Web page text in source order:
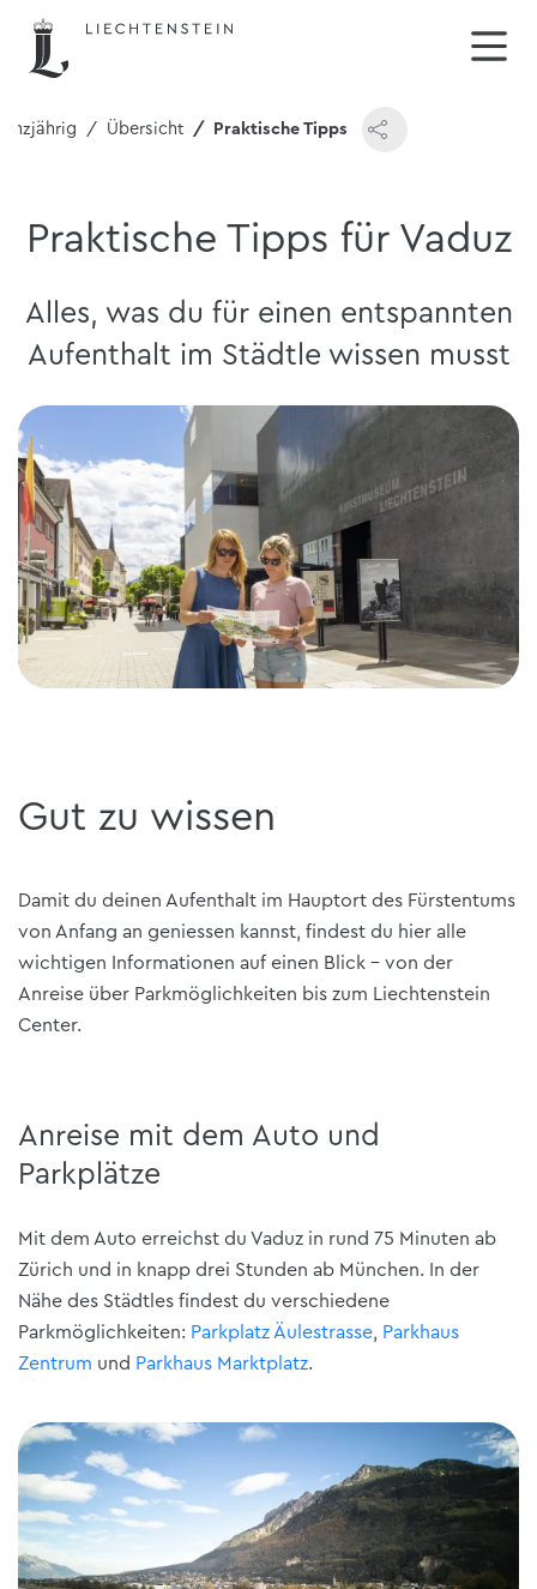
Übersicht Praktische Tipps
Praktische Tipps für Vaduz
Alles, was du für einen entspannten
Aufenthalt im Städtle wissen musst
Gut zu wissen
Damit du deinen Aufenthalt im Hauptort des Fürstentums
von Anfang an geniessen kannst, findest du hier alle
wichtigen Informationen auf einen Blick – von der
Anreise über Parkmöglichkeiten bis zum Liechtenstein
Center.
Anreise mit dem Auto und
Parkplätze
Mit dem Auto erreichst du Vaduz in rund 75 Minuten ab
Zürich und in knapp drei Stunden ab München. In der
Nähe des Städtles findest du verschiedene
Parkmöglichkeiten: Parkplatz Äulestrasse, Parkhaus
Zentrum und Parkhaus Marktplatz.